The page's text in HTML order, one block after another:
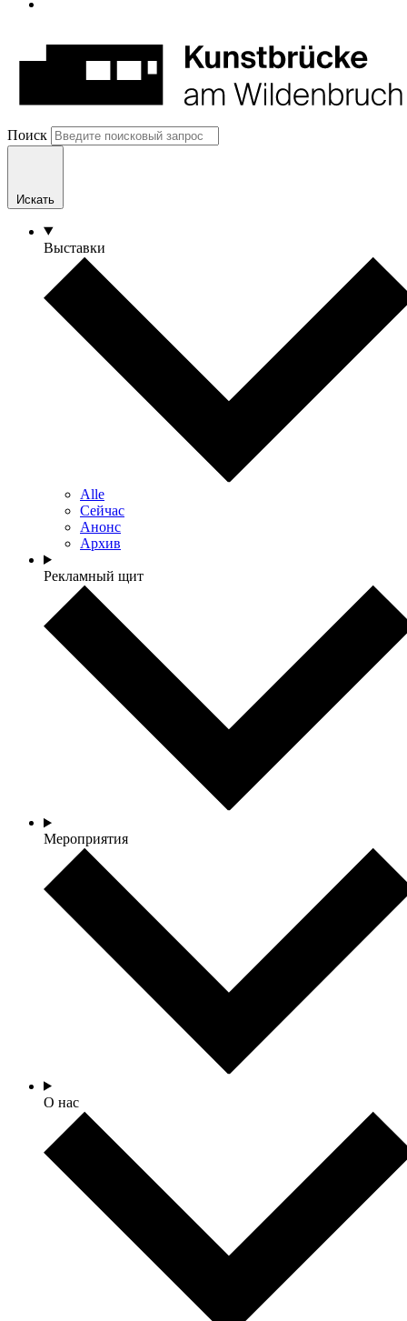
Поиск
Искать
Выставки
Alle
Сейчас
Анонс
Архив
Рекламный щит
Мероприятия
О нас